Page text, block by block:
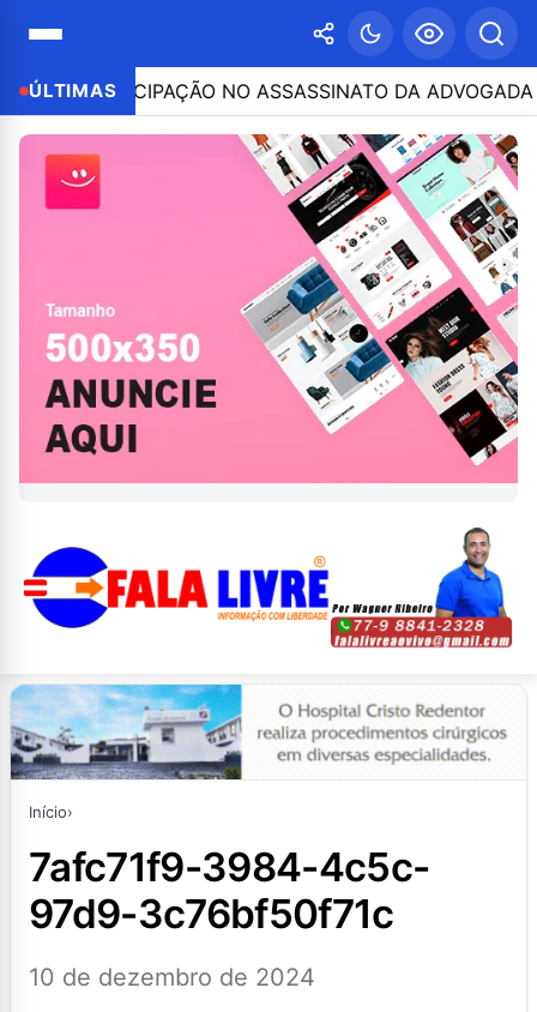
ÚLTIMAS
PARTICIPAÇÃO NO ASSASSINATO DA ADVOGADA
Início›
7afc71f9-3984-4c5c-
97d9-3c76bf50f71c
10 de dezembro de 2024